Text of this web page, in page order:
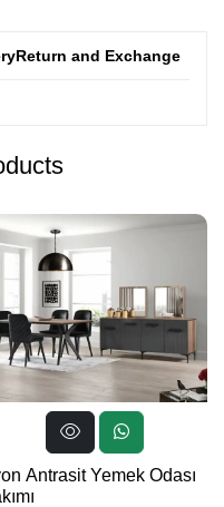
Return and Exchange
Antrasit Yemek Odası